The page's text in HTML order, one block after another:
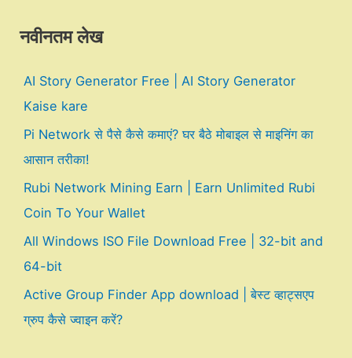
नवीनतम लेख
AI Story Generator Free | AI Story Generator
Kaise kare
Pi Network से पैसे कैसे कमाएं? घर बैठे मोबाइल से माइनिंग का
आसान तरीका!
Rubi Network Mining Earn | Earn Unlimited Rubi
Coin To Your Wallet
All Windows ISO File Download Free | 32-bit and
64-bit
Active Group Finder App download | बेस्ट व्हाट्सएप
ग्रुप कैसे ज्वाइन करें?